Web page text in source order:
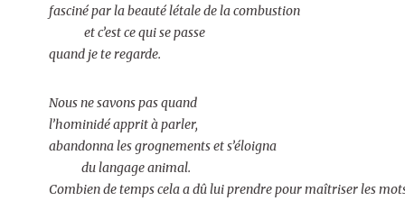
fasciné par la beauté létale de la combustion
et c’est ce qui se passe
quand je te regarde.
Nous ne savons pas quand
l’hominidé apprit à parler,
abandonna les grognements et s’éloigna
du langage animal.
Combien de temps cela a dû lui prendre pour maîtriser les